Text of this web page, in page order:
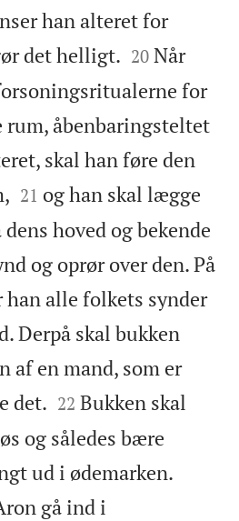
han alteret for
det helligt. 

20 Når
for
åbenbaringsteltet
skal han føre den


21 og han skal lægge
hoved og bekende
og oprør over den. På
han alle folkets synder
Derpå skal bukken
af en mand, som er
det. 

22 Bukken skal
og således bære
ud i ødemarken.
gå ind i